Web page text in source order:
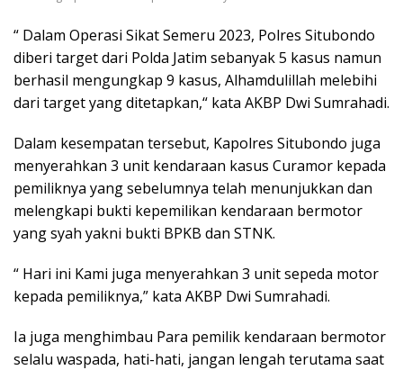
“ Dalam Operasi Sikat Semeru 2023, Polres Situbondo
diberi target dari Polda Jatim sebanyak 5 kasus namun
berhasil mengungkap 9 kasus, Alhamdulillah melebihi
dari target yang ditetapkan,“ kata AKBP Dwi Sumrahadi.
Dalam kesempatan tersebut, Kapolres Situbondo juga
menyerahkan 3 unit kendaraan kasus Curamor kepada
pemiliknya yang sebelumnya telah menunjukkan dan
melengkapi bukti kepemilikan kendaraan bermotor
yang syah yakni bukti BPKB dan STNK.
“ Hari ini Kami juga menyerahkan 3 unit sepeda motor
kepada pemiliknya,” kata AKBP Dwi Sumrahadi.
Ia juga menghimbau Para pemilik kendaraan bermotor
selalu waspada, hati-hati, jangan lengah terutama saat